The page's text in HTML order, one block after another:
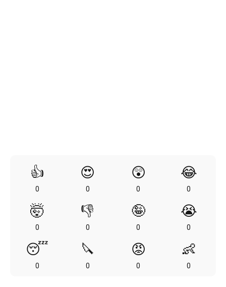
👍
0
😍
0
😲
0
😂
0
🤯
0
👎
0
🤪
0
😭
0
😴
0
🔪
0
😡
0
👶
0